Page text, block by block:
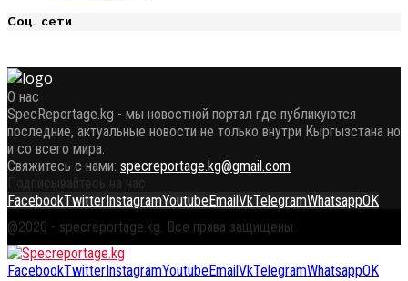
Соц. сети
О нас
SpecReportage.kg - мы новостной портал где публикуются
последние, актуальные новости не только внутри Кыргызстана но
и со всего мира.
Свяжитесь с нами: specreportage.kg@gmail.com
Подписывайтесь на нас
FacebookTwitter InstagramYoutube EmailVkTelegramWhatsappOK
@2020 - specreportage.kg. Все права защищены.
FacebookTwitter InstagramYoutube EmailVkTelegramWhatsappOK